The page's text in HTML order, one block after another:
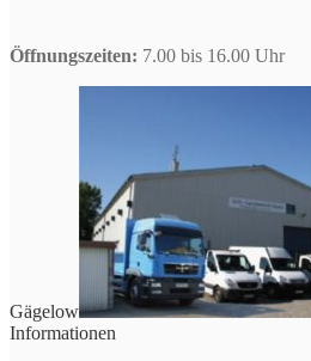
Öffnungszeiten: 7.00 bis 16.00 Uhr
Gägelow
Informationen